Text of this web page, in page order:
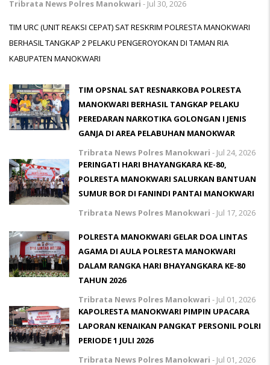
Tribrata News Polres Manokwari - Jul 30, 2026
TIM URC (UNIT REAKSI CEPAT) SAT RESKRIM POLRESTA MANOKWARI
BERHASIL TANGKAP 2 PELAKU PENGEROYOKAN DI TAMAN RIA
KABUPATEN MANOKWARI
TIM OPSNAL SAT RESNARKOBA POLRESTA
MANOKWARI BERHASIL TANGKAP PELAKU
PEREDARAN NARKOTIKA GOLONGAN I JENIS
GANJA DI AREA PELABUHAN MANOKWAR
Tribrata News Polres Manokwari - Jul 24, 2026
PERINGATI HARI BHAYANGKARA KE-80,
POLRESTA MANOKWARI SALURKAN BANTUAN
SUMUR BOR DI FANINDI PANTAI MANOKWARI
Tribrata News Polres Manokwari - Jul 17, 2026
POLRESTA MANOKWARI GELAR DOA LINTAS
AGAMA DI AULA POLRESTA MANOKWARI
DALAM RANGKA HARI BHAYANGKARA KE-80
TAHUN 2026
Tribrata News Polres Manokwari - Jul 01, 2026
KAPOLRESTA MANOKWARI PIMPIN UPACARA
LAPORAN KENAIKAN PANGKAT PERSONIL POLRI
PERIODE 1 JULI 2026
Tribrata News Polres Manokwari - Jul 01, 2026